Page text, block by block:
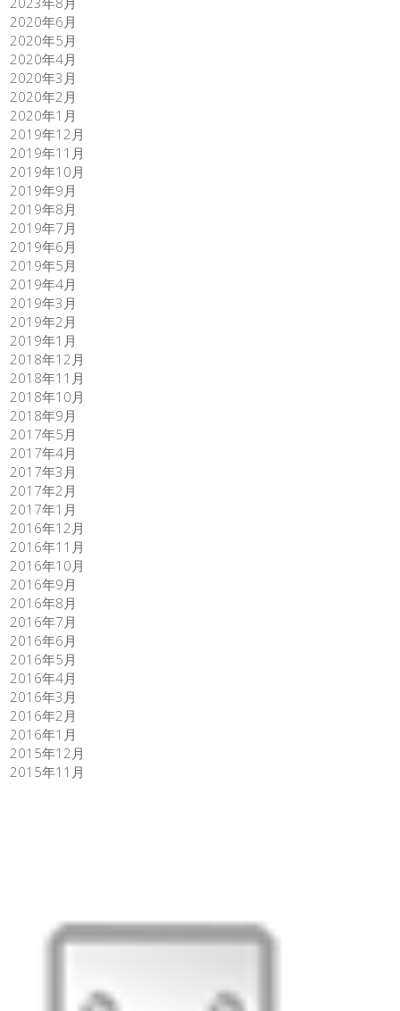
2020年6月
2020年5月
2020年4月
2020年3月
2020年2月
2020年1月
2019年12月
2019年11月
2019年10月
2019年9月
2019年8月
2019年7月
2019年6月
2019年5月
2019年4月
2019年3月
2019年2月
2019年1月
2018年12月
2018年11月
2018年10月
2018年9月
2017年5月
2017年4月
2017年3月
2017年2月
2017年1月
2016年12月
2016年11月
2016年10月
2016年9月
2016年8月
2016年7月
2016年6月
2016年5月
2016年4月
2016年3月
2016年2月
2016年1月
2015年12月
2015年11月